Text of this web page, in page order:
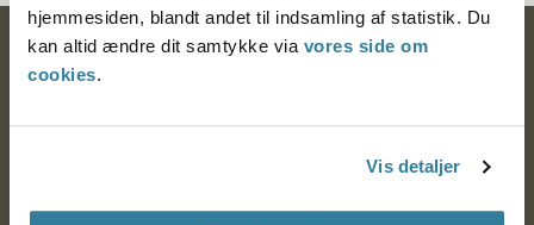
hjemmesiden, blandt andet til indsamling af statistik. Du
kan altid ændre dit samtykke via vores side om
cookies.
Vis detaljer
Ankestyrelsen